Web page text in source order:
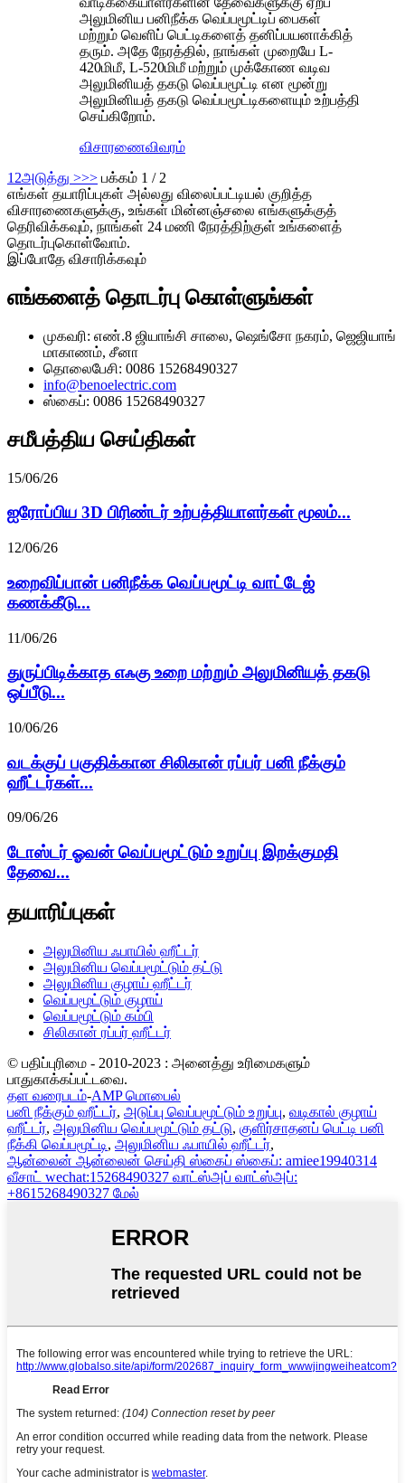
அலுமினிய பனிநீக்க வெப்பமூட்டிப் பைகள்
மற்றும் வெளிப் பெட்டிகளைத் தனிப்பயனாக்கித்
தரும். அதே நேரத்தில், நாங்கள் முறையே L-
420மிமீ, L-520மிமீ மற்றும் முக்கோண வடிவ
அலுமினியத் தகடு வெப்பமூட்டி என மூன்று
அலுமினியத் தகடு வெப்பமூட்டிகளையும் உற்பத்தி
செய்கிறோம்.
விசாரணைவிவரம்
1 2அடுத்து >>> பக்கம் 1 / 2
எங்கள் தயாரிப்புகள் அல்லது விலைப்பட்டியல் குறித்த
விசாரணைகளுக்கு, உங்கள் மின்னஞ்சலை எங்களுக்குத்
தெரிவிக்கவும், நாங்கள் 24 மணி நேரத்திற்குள் உங்களைத்
தொடர்புகொள்வோம்.
இப்போதே விசாரிக்கவும்
எங்களைத் தொடர்பு கொள்ளுங்கள்
முகவரி: எண்.8 ஜியாங்சி சாலை, ஷெங்சோ நகரம், ஜெஜியாங்
மாகாணம், சீனா
தொலைபேசி: 0086 15268490327
info@benoelectric.com
ஸ்கைப்: 0086 15268490327
சமீபத்திய செய்திகள்
15/06/26
ஐரோப்பிய 3D பிரிண்டர் உற்பத்தியாளர்கள் மூலம்...
12/06/26
உறைவிப்பான் பனிநீக்க வெப்பமூட்டி வாட்டேஜ்
கணக்கீடு...
11/06/26
துருப்பிடிக்காத எஃகு உறை மற்றும் அலுமினியத் தகடு
ஒப்பீடு...
10/06/26
வடக்குப் பகுதிக்கான சிலிகான் ரப்பர் பனி நீக்கும்
ஹீட்டர்கள்...
09/06/26
டோஸ்டர் ஓவன் வெப்பமூட்டும் உறுப்பு இறக்குமதி
தேவை...
தயாரிப்புகள்
அலுமினிய ஃபாயில் ஹீட்டர்
அலுமினிய வெப்பமூட்டும் தட்டு
அலுமினிய குழாய் ஹீட்டர்
வெப்பமூட்டும் குழாய்
வெப்பமூட்டும் கம்பி
சிலிகான் ரப்பர் ஹீட்டர்
© பதிப்புரிமை - 2010-2023 : அனைத்து உரிமைகளும்
பாதுகாக்கப்பட்டவை.
தள வரைபடம்-AMP மொபைல்
பனி நீக்கும் ஹீட்டர், அடுப்பு வெப்பமூட்டும் உறுப்பு, வடிகால் குழாய்
ஹீட்டர், அலுமினிய வெப்பமூட்டும் தட்டு, குளிர்சாதனப் பெட்டி பனி
நீக்கி வெப்பமூட்டி, அலுமினிய ஃபாயில் ஹீட்டர்,
ஆன்லைன் ஆன்லைன் செய்தி ஸ்கைப் ஸ்கைப்: amiee19940314
வீசாட் wechat:15268490327 வாட்ஸ்அப் வாட்ஸ்அப்:
+8615268490327 மேல்